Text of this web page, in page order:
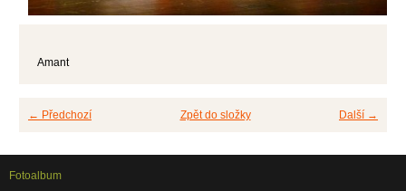
Amant
← Předchozí Další →
Zpět do složky
Fotoalbum